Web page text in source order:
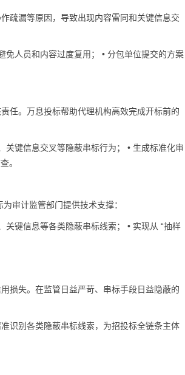
疏漏等原因，导致出现内容雷同和关键信息交
免人员和内容过度复用； • 分包单位提交的方案
任。万息投标帮助代理机构高效完成开标前的
关键信息交叉等隐蔽串标行为； • 生成标准化审
。
审计监管部门提供技术支撑：
键信息等各类隐蔽串标线索； • 实现从 “抽样
损失。在监管日益严苛、串标手段日益隐蔽的
识别各类隐蔽串标线索，为招投标全链条主体